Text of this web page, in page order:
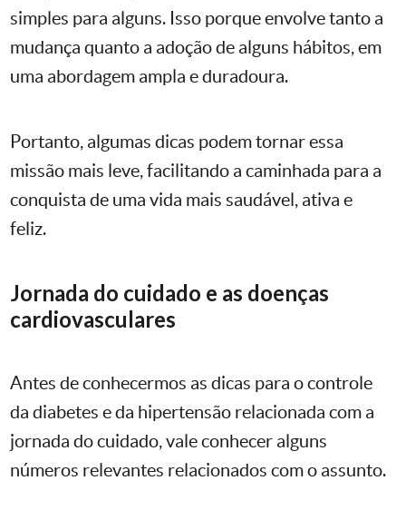
simples para alguns. Isso porque envolve tanto a
mudança quanto a adoção de alguns hábitos, em
uma abordagem ampla e duradoura.
Portanto, algumas dicas podem tornar essa
missão mais leve, facilitando a caminhada para a
conquista de uma vida mais saudável, ativa e
feliz.
Jornada do cuidado e as doenças
cardiovasculares
Antes de conhecermos as dicas para o controle
da diabetes e da hipertensão relacionada com a
jornada do cuidado, vale conhecer alguns
números relevantes relacionados com o assunto.